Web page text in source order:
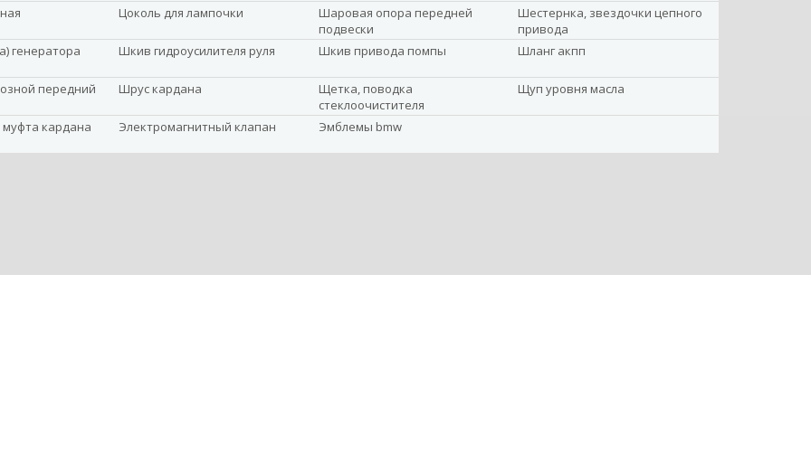
Цоколь для лампочки
Шаровая опора передней
подвески
Шестернка, звездочки цепного
привода
генератора
Шкив гидроусилителя руля Шкив привода помпы Шланг акпп
передний Шрус кардана
Щетка, поводка
стеклоочистителя
Щуп уровня масла
муфта кардана Электромагнитный клапан Эмблемы bmw